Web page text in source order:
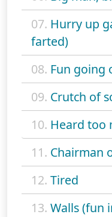
07. Hurry up
farted)
08. Fun going
09. Crutch of
10. Heard too
11. Chairman
12. Tired
13. Walls (fun